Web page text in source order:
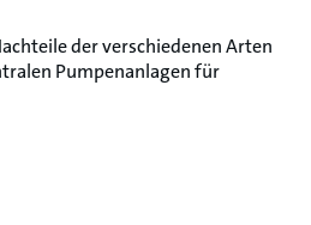
der verschiedenen Arten
Pumpenanlagen für